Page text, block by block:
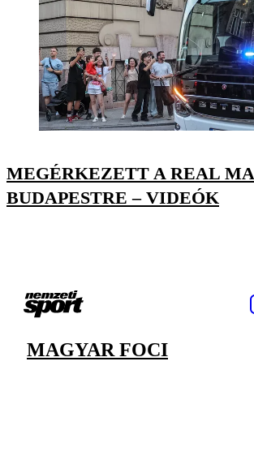
MEGÉRKEZETT A REAL
BUDAPESTRE – VIDEÓK
MAGYAR FOCI